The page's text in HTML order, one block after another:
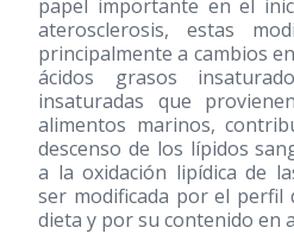
papel importante en el
aterosclerosis, estas
principalmente a cambios
ácidos grasos
insaturadas que
alimentos marinos,
descenso de los lípidos
a la oxidación lipídica de
ser modificada por el perfil
dieta y por su contenido en